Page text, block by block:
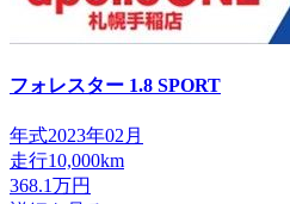
フォレスター 1.8 SPORT
年式2023年02月
走行10,000km
368.1万円